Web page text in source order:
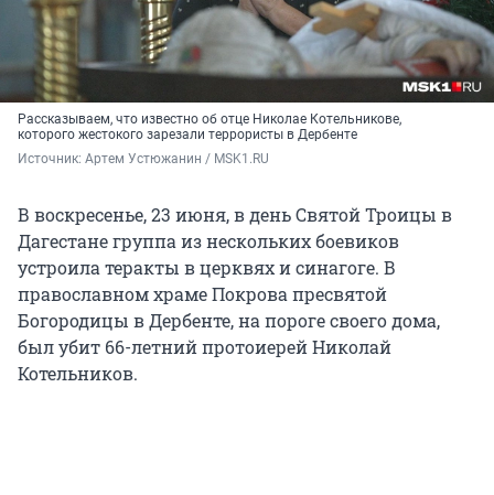
Рассказываем, что известно об отце Николае Котельникове,
которого жестокого зарезали террористы в Дербенте
Источник: Артем Устюжанин / MSK1.RU
В воскресенье, 23 июня, в день Святой Троицы в
Дагестане группа из нескольких боевиков
устроила теракты в церквях и синагоге. В
православном храме Покрова пресвятой
Богородицы в Дербенте, на пороге своего дома,
был убит 66-летний протоиерей Николай
Котельников.